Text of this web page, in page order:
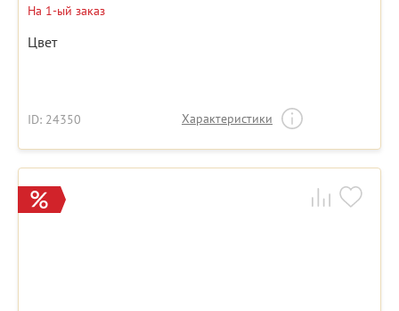
На 1-ый заказ
Цвет
ID: 24350 Характеристики